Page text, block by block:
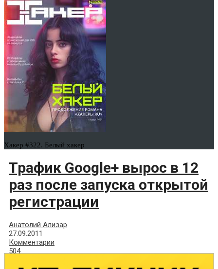
Хакер #322. Белый хакер
Трафик Google+ вырос в 12
раз после запуска открытой
регистрации
Анатолий Ализар
27.09.2011
Комментарии
504